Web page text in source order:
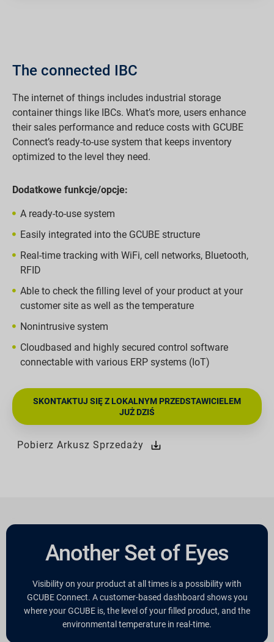
The connected IBC
The internet of things includes industrial storage
container things like IBCs. What’s more, users enhance
their sales performance and reduce costs with GCUBE
Connect’s ready-to-use system that keeps inventory
optimized to the level they need.
Dodatkowe funkcje/opcje:
A ready-to-use system
Easily integrated into the GCUBE structure
Real-time tracking with WiFi, cell networks, Bluetooth,
RFID
Able to check the filling level of your product at your
customer site as well as the temperature
Nonintrusive system
Cloudbased and highly secured control software
connectable with various ERP systems (IoT)
SKONTAKTUJ SIĘ Z LOKALNYM PRZEDSTAWICIELEM
JUŻ DZIŚ
Pobierz Arkusz Sprzedaży
Another Set of Eyes
Visibility on your product at all times is a possibility with
GCUBE Connect. A customer-based dashboard shows you
where your GCUBE is, the level of your filled product, and the
environmental temperature in real-time.